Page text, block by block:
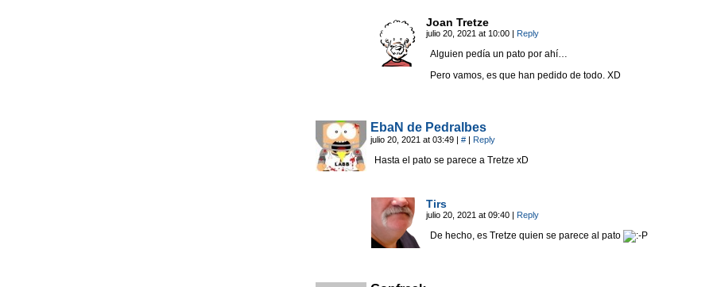
Joan Tretze
julio 20, 2021 at 10:00 | Reply
Alguien pedía un pato por ahí…
Pero vamos, es que han pedido de todo. XD
EbaN de Pedralbes
julio 20, 2021 at 03:49 | # | Reply
Hasta el pato se parece a Tretze xD
Tirs
julio 20, 2021 at 09:40 | Reply
De hecho, es Tretze quien se parece al pato